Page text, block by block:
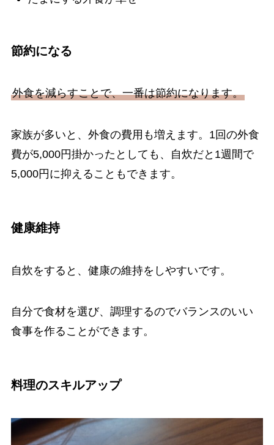
節約になる
外食を減らすことで、一番は節約になります。
家族が多いと、外食の費用も増えます。1回の外食
費が5,000円掛かったとしても、自炊だと1週間で
5,000円に抑えることもできます。
健康維持
自炊をすると、健康の維持をしやすいです。
自分で食材を選び、調理するのでバランスのいい
食事を作ることができます。
料理のスキルアップ